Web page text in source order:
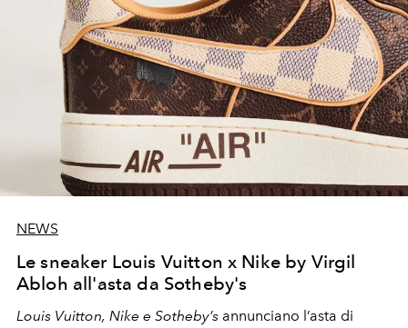
NEWS
Le sneaker Louis Vuitton x Nike by Virgil
Abloh all'asta da Sotheby's
Louis Vuitton, Nike e Sotheby’s annunciano l’asta di